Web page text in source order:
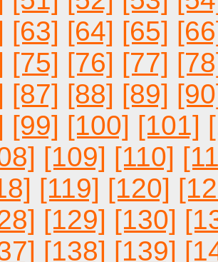
[63] [64] [65]
[75] [76] [77]
[87] [88] [89]
[99] [100] [101]
[109] [110]
[119] [120]
[129] [130]
[138] [139]